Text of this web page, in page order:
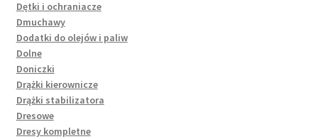
Dętki i ochraniacze
Dmuchawy
Dodatki do olejów i paliw
Dolne
Doniczki
Drążki kierownicze
Drążki stabilizatora
Dresowe
Dresy kompletne